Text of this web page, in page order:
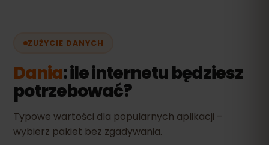
ZUŻYCIE DANYCH
Dania: ile internetu będziesz
potrzebować?
Typowe wartości dla popularnych aplikacji –
wybierz pakiet bez zgadywania.